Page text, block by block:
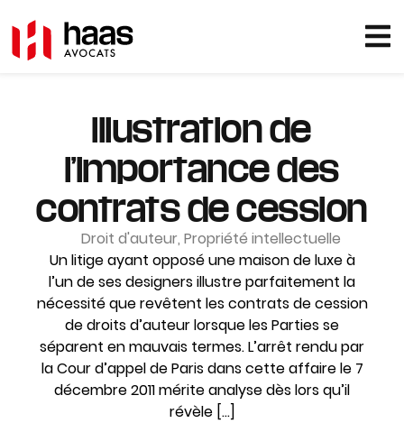
Illustration de
l’importance des
contrats de cession
Droit d'auteur, Propriété intellectuelle
Un litige ayant opposé une maison de luxe à
l’un de ses designers illustre parfaitement la
nécessité que revêtent les contrats de cession
de droits d’auteur lorsque les Parties se
séparent en mauvais termes. L’arrêt rendu par
la Cour d’appel de Paris dans cette affaire le 7
décembre 2011 mérite analyse dès lors qu’il
révèle […]